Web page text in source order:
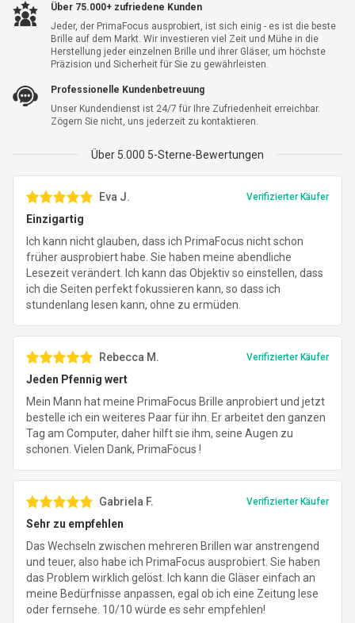
Einsparungen insgesamt -$279.03
Gesamt $130.92
Über 75.000+ zufriedene Kunden
Jeder, der PrimaFocus ausprobiert, ist sich einig - es ist die beste
Brille auf dem Markt. Wir investieren viel Zeit und Mühe in die
Herstellung jeder einzelnen Brille und ihrer Gläser, um höchste
Präzision und Sicherheit für Sie zu gewährleisten.
Professionelle Kundenbetreuung
Unser Kundendienst ist 24/7 für Ihre Zufriedenheit erreichbar.
Zögern Sie nicht, uns jederzeit zu kontaktieren.
Über 5.000 5-Sterne-Bewertungen
Eva J. Verifizierter Käufer
Einzigartig
Ich kann nicht glauben, dass ich PrimaFocus nicht schon
früher ausprobiert habe. Sie haben meine abendliche
Lesezeit verändert. Ich kann das Objektiv so einstellen, dass
ich die Seiten perfekt fokussieren kann, so dass ich
stundenlang lesen kann, ohne zu ermüden.
Rebecca M. Verifizierter Käufer
Jeden Pfennig wert
Mein Mann hat meine PrimaFocus Brille anprobiert und jetzt
bestelle ich ein weiteres Paar für ihn. Er arbeitet den ganzen
Tag am Computer, daher hilft sie ihm, seine Augen zu
schonen. Vielen Dank, PrimaFocus !
Gabriela F. Verifizierter Käufer
Sehr zu empfehlen
Das Wechseln zwischen mehreren Brillen war anstrengend
und teuer, also habe ich PrimaFocus ausprobiert. Sie haben
das Problem wirklich gelöst. Ich kann die Gläser einfach an
meine Bedürfnisse anpassen, egal ob ich eine Zeitung lese
oder fernsehe. 10/10 würde es sehr empfehlen!